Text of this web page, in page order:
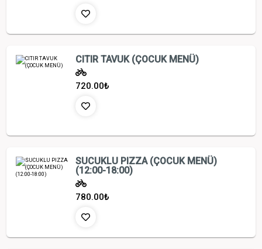
CITIR TAVUK (ÇOCUK MENÜ)
720.00₺
SUCUKLU PIZZA (ÇOCUK MENÜ)
(12:00-18:00)
780.00₺